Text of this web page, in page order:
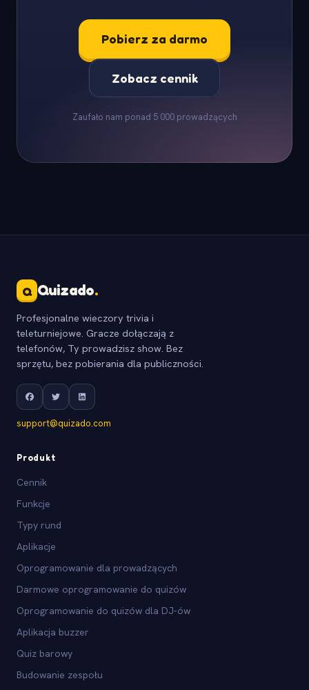
Pobierz za darmo
Zobacz cennik
Zaufało nam ponad 5 000 prowadzących
Q Quizado.
Profesjonalne wieczory trivia i
teleturniejowe. Gracze dołączają z
telefonów, Ty prowadzisz show. Bez
sprzętu, bez pobierania dla publiczności.
support@quizado.com
Produkt
Cennik
Funkcje
Typy rund
Aplikacje
Oprogramowanie dla prowadzących
Darmowe oprogramowanie do quizów
Oprogramowanie do quizów dla DJ-ów
Aplikacja buzzer
Quiz barowy
Budowanie zespołu